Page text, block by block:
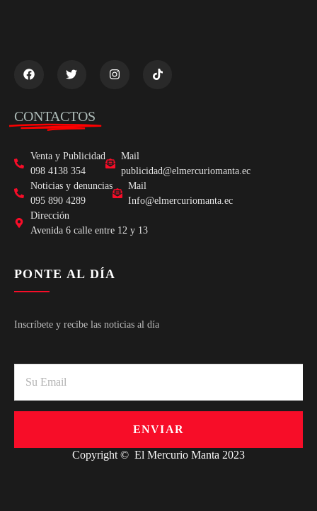
CONTACTOS
Venta y Publicidad
098 4138 354
Mail
publicidad@elmercuriomanta.ec
Noticias y denuncias
095 890 4289
Mail
Info@elmercuriomanta.ec
Dirección
Avenida 6 calle entre 12 y 13
PONTE AL DÍA
Inscríbete y recibe las noticias al día
ENVIAR
Copyright © El Mercurio Manta 2023